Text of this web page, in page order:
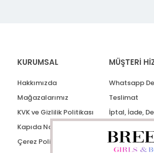
KURUMSAL
Hakkımızda
Mağazalarımız
KVK ve Gizlilik Politikası
Kapıda Nakit Ödeme
Çerez Politikası
MÜŞTERİ
Whatsapp
Teslimat
İptal, İade,